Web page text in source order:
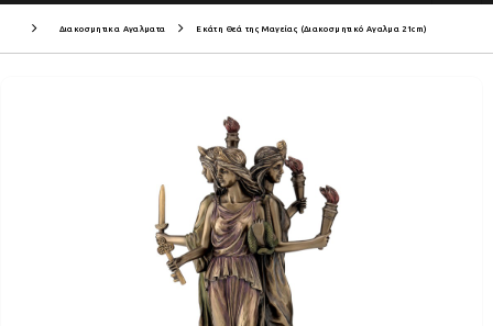
Διακοσμητικα Αγαλματα Εκάτη Θεά της Μαγείας (Διακοσμητικό Αγαλμα 21cm)